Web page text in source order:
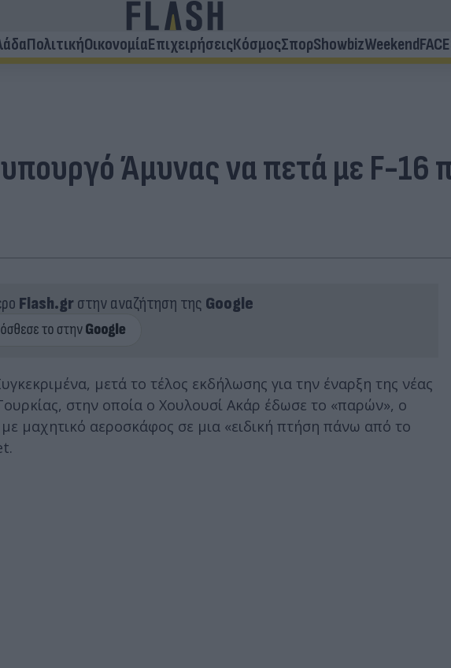
ΠολιτικήΟικονομίαΕπιχειρήσειςΚόσμοςΣπορShowbizWeekend
Άμυνας να πετά με F-16
Flash.grστην αναζήτηση της Google
μετά το τέλος εκδήλωσης για την έναρξη της νέας
στην οποία ο Χουλουσί Ακάρ έδωσε το «παρών», ο
μαχητικό αεροσκάφος σε μια «ειδική πτήση πάνω από το